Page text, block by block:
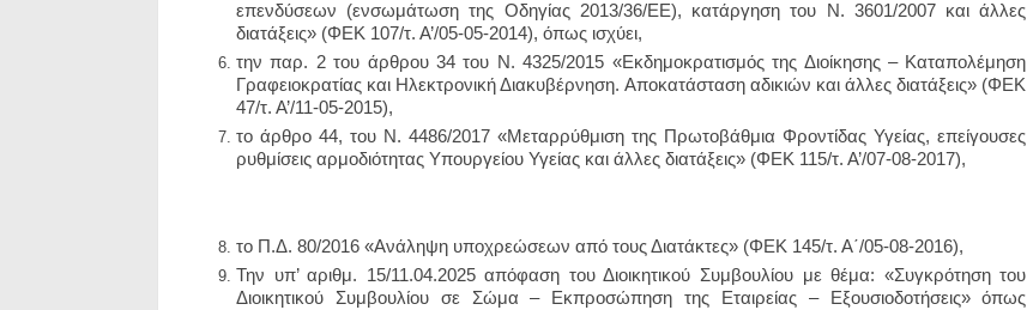
επενδύσεων (ενσωμάτωση της Οδηγίας 2013/36/ΕΕ), κατάργηση του Ν. 3601/2007 και άλλες
διατάξεις» (ΦΕΚ 107/τ. Α’/05-05-2014), όπως ισχύει,
την παρ. 2 του άρθρου 34 του Ν. 4325/2015 «Εκδημοκρατισμός της Διοίκησης – Καταπολέμηση
Γραφειοκρατίας και Ηλεκτρονική Διακυβέρνηση. Αποκατάσταση αδικιών και άλλες διατάξεις» (ΦΕΚ
47/τ. Α’/11-05-2015),
το άρθρο 44, του Ν. 4486/2017 «Μεταρρύθμιση της Πρωτοβάθμια Φροντίδας Υγείας, επείγουσες
ρυθμίσεις αρμοδιότητας Υπουργείου Υγείας και άλλες διατάξεις» (ΦΕΚ 115/τ. Α’/07-08-2017),
το Π.Δ. 80/2016 «Ανάληψη υποχρεώσεων από τους Διατάκτες» (ΦΕΚ 145/τ. Α΄/05-08-2016),
Την υπ’ αριθμ. 15/11.04.2025 απόφαση του Διοικητικού Συμβουλίου με θέμα: «Συγκρότηση του
Διοικητικού Συμβουλίου σε Σώμα – Εκπροσώπηση της Εταιρείας – Εξουσιοδοτήσεις» όπως